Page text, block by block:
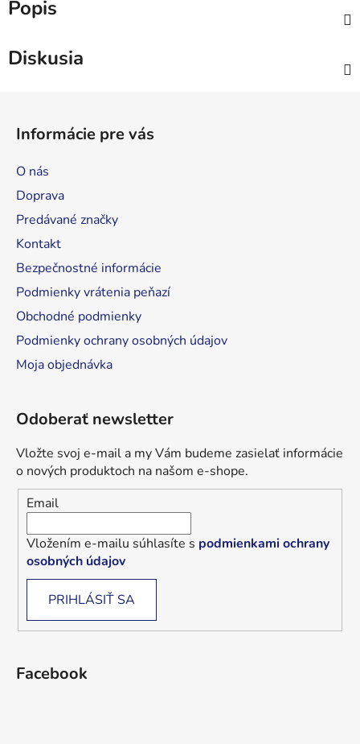
Popis
Diskusia
Informácie pre vás
O nás
Doprava
Predávané značky
Kontakt
Bezpečnostné informácie
Podmienky vrátenia peňazí
Obchodné podmienky
Podmienky ochrany osobných údajov
Moja objednávka
Odoberať newsletter
Vložte svoj e-mail a my Vám budeme zasielať informácie
o nových produktoch na našom e-shope.
Email
Vložením e-mailu súhlasíte s podmienkami ochrany
osobných údajov
PRIHLÁSIŤ SA
Facebook